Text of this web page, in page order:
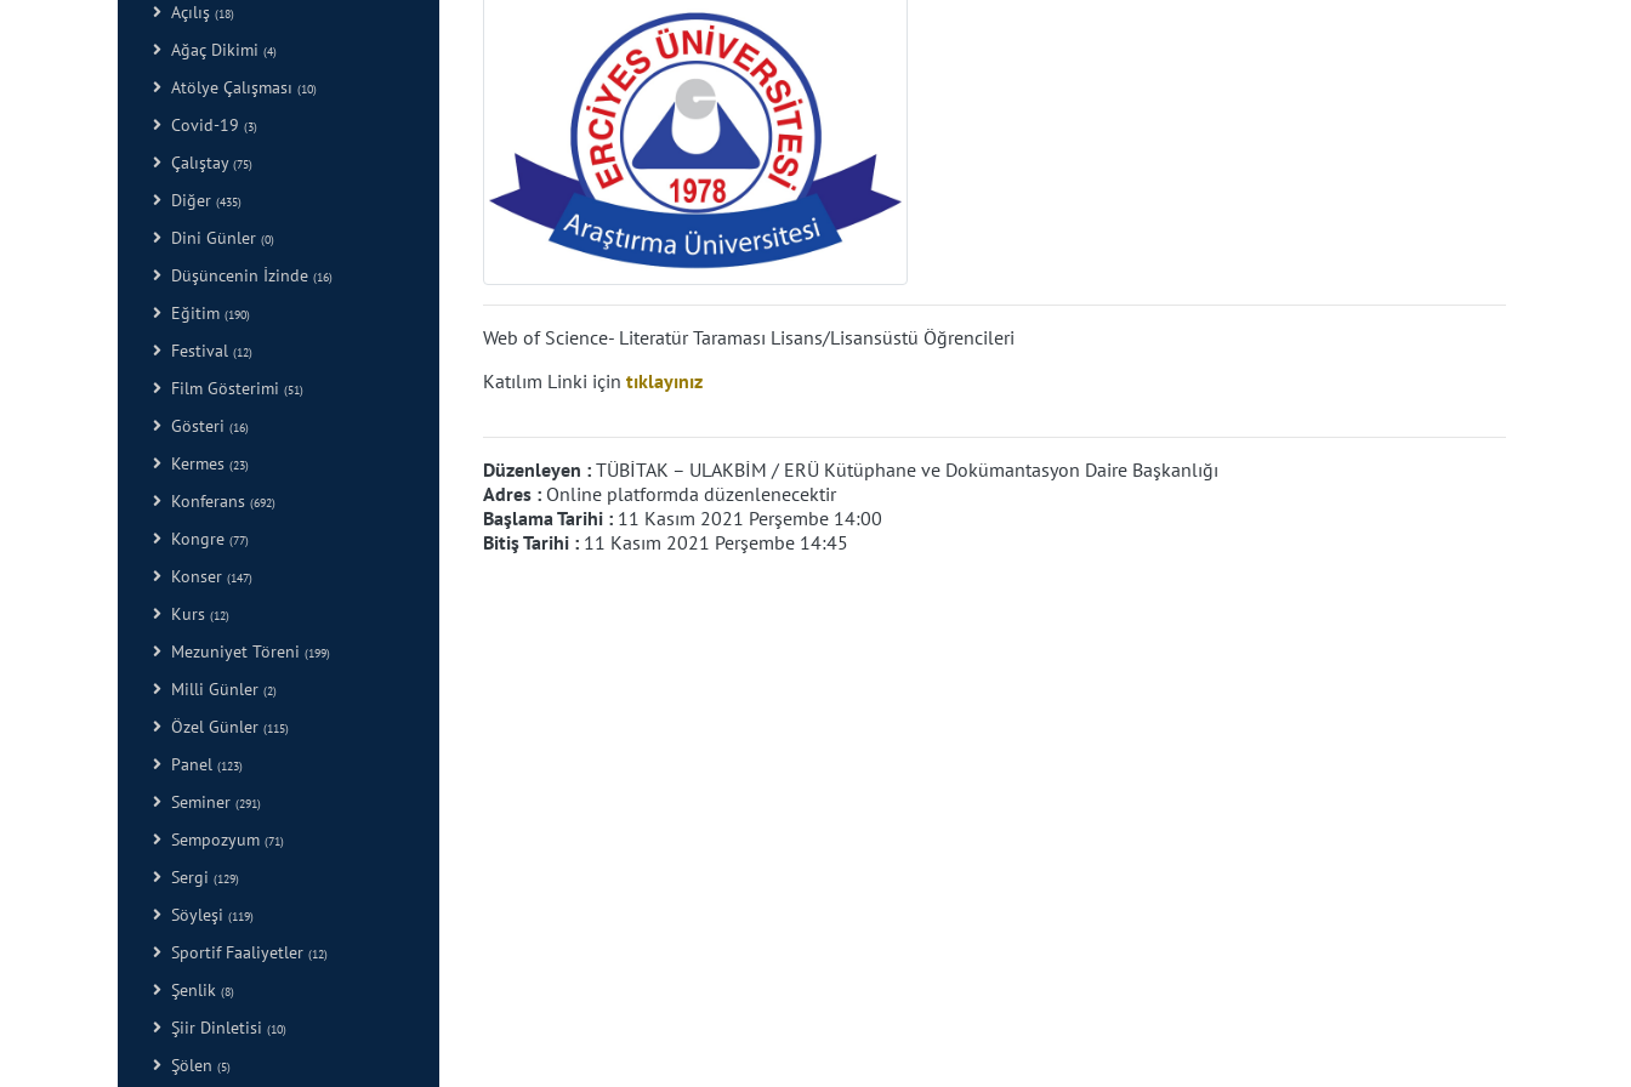
Açılış (18)
Ağaç Dikimi (4)
Atölye Çalışması (10)
Covid-19 (3)
Çalıştay (75)
Diğer (435)
Dini Günler (0)
Düşüncenin İzinde (16)
Eğitim (190)
Festival (12)
Film Gösterimi (51)
Gösteri (16)
Kermes (23)
Konferans (692)
Kongre (77)
Konser (147)
Kurs (12)
Mezuniyet Töreni (199)
Milli Günler (2)
Özel Günler (115)
Panel (123)
Seminer (291)
Sempozyum (71)
Sergi (129)
Söyleşi (119)
Sportif Faaliyetler (12)
Şenlik (8)
Şiir Dinletisi (10)
Şölen (5)
Web of Science- Literatür Taraması Lisans/Lisansüstü Öğrencileri
Katılım Linki için tıklayınız
Düzenleyen : TÜBİTAK – ULAKBİM / ERÜ Kütüphane ve Dokümantasyon Daire Başkanlığı
Adres : Online platformda düzenlenecektir
Başlama Tarihi : 11 Kasım 2021 Perşembe 14:00
Bitiş Tarihi : 11 Kasım 2021 Perşembe 14:45